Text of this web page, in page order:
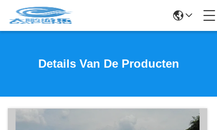
Details Van De Producten